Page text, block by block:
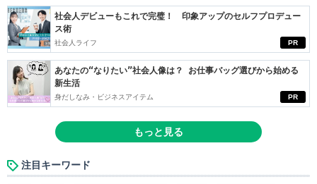
PR
社会人デビューもこれで完璧！ 印象アップのセルフプロデュー
ス術
社会人ライフ
PR
あなたの“なりたい”社会人像は？ お仕事バッグ選びから始める
新生活
身だしなみ・ビジネスアイテム
もっと見る
注目キーワード